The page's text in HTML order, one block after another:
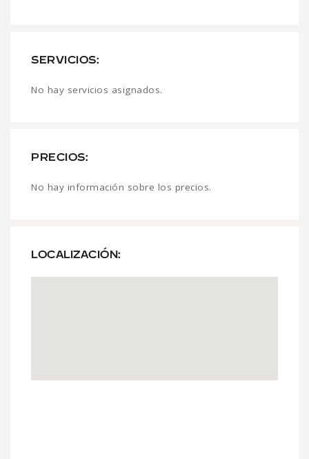
SERVICIOS:
No hay servicios asignados.
PRECIOS:
No hay información sobre los precios.
LOCALIZACIÓN: